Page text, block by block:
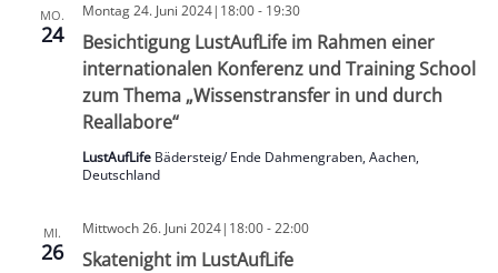
MO.
24
Besichtigung LustAufLife im Rahmen einer
internationalen Konferenz und Training School
zum Thema „Wissenstransfer in und durch
Reallabore“
Montag 24. Juni 2024|18:00- 19:30
LustAufLife Bädersteig/ Ende Dahmengraben, Aachen,
Deutschland
MI.
26 Skatenight im LustAufLife
Mittwoch 26. Juni 2024|18:00-22:00